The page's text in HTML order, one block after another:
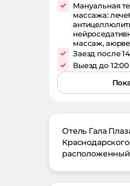
Мануальная
массажа:
массаж,
Заезд после
Выезд до 12:00
Отель Гала